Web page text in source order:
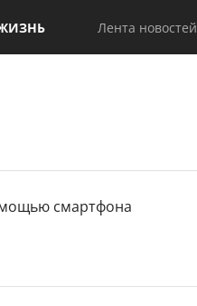
Лента новостей
смартфона